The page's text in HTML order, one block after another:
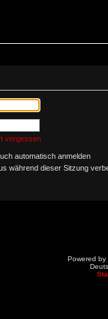
vergessen
automatisch anmelden
während dieser Sitzung
Powered by